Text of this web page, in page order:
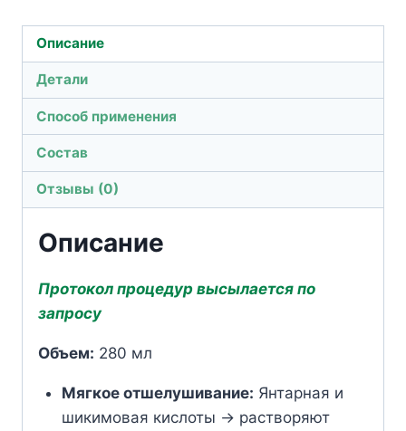
увлажняющий
с
кислотами
Описание
Детали
Способ применения
Состав
Отзывы (0)
Описание
Протокол процедур высылается по
запросу
Объем: 280 мл
Мягкое отшелушивание: Янтарная и
шикимовая кислоты → растворяют